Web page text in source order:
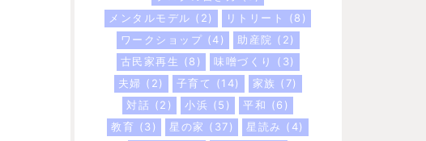
メンタルモデル (2) リトリート
(8)
ワークショップ (4) 助産院 (2)
古民家再生
(8) 味噌づくり
(3)
夫婦 (2) 子育て (14) 家族 (7)
対話 (2) 小浜 (5) 平和 (6)
教育 (3) 星の家 (37) 星読み (4)